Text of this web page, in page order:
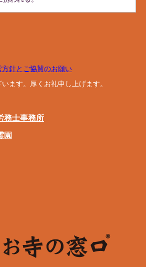
方針とご協賛のお願い
ます。厚くお礼申し上げます。
務士事務所
園